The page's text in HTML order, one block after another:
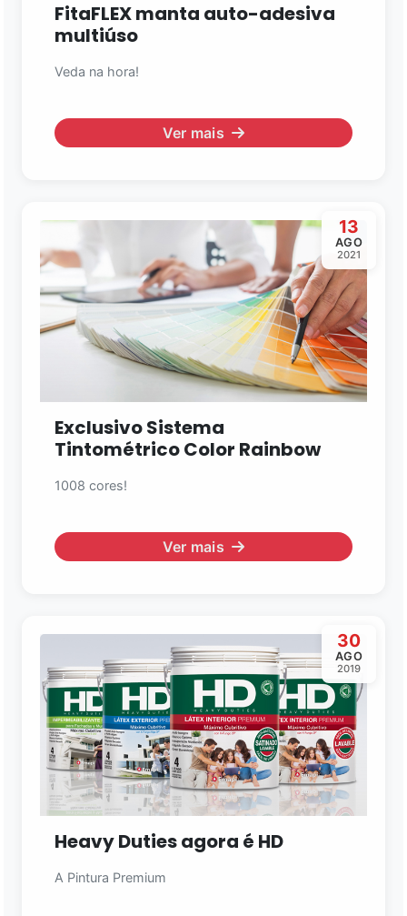
FitaFLEX manta auto-adesiva
multiúso
Veda na hora!
Ver mais
13
AGO
2021
Exclusivo Sistema
Tintométrico Color Rainbow
1008 cores!
Ver mais
30
AGO
2019
Heavy Duties agora é HD
A Pintura Premium